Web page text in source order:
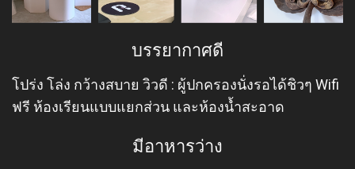
บรรยากาศดี
โปร่ง โล่ง กว้างสบาย วิวดี : ผู้ปกครองนั่งรอได้ชิวๆ Wifi
ฟรี ห้องเรียนแบบแยกส่วน และห้องน้ำสะอาด
มีอาหารว่าง